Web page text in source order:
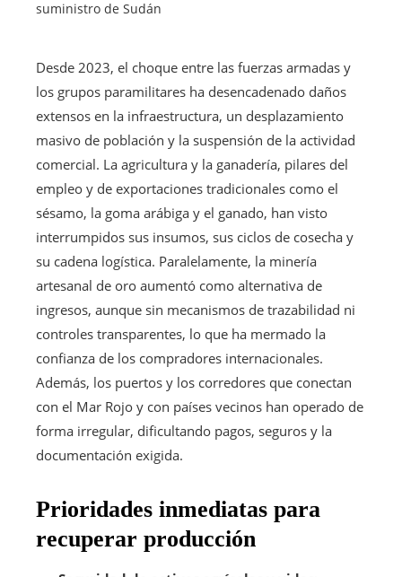
suministro de Sudán
Desde 2023, el choque entre las fuerzas armadas y
los grupos paramilitares ha desencadenado daños
extensos en la infraestructura, un desplazamiento
masivo de población y la suspensión de la actividad
comercial. La agricultura y la ganadería, pilares del
empleo y de exportaciones tradicionales como el
sésamo, la goma arábiga y el ganado, han visto
interrumpidos sus insumos, sus ciclos de cosecha y
su cadena logística. Paralelamente, la minería
artesanal de oro aumentó como alternativa de
ingresos, aunque sin mecanismos de trazabilidad ni
controles transparentes, lo que ha mermado la
confianza de los compradores internacionales.
Además, los puertos y los corredores que conectan
con el Mar Rojo y con países vecinos han operado de
forma irregular, dificultando pagos, seguros y la
documentación exigida.
Prioridades inmediatas para
recuperar producción